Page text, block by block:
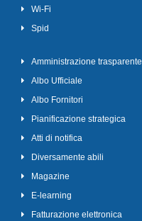
Wi-Fi
Spid
Amministrazione trasparente
Albo Ufficiale
Albo Fornitori
Pianificazione strategica
Atti di notifica
Diversamente abili
Magazine
E-learning
Fatturazione elettronica